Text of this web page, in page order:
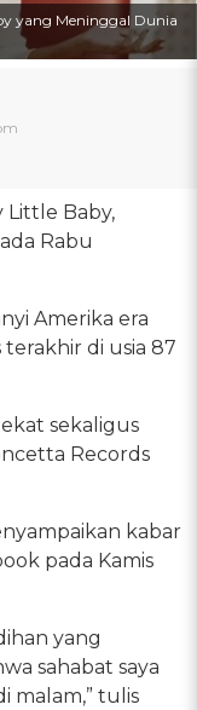
yang Meninggal Dunia
Baby,
Rabu
Amerika era
di usia 87
sekaligus
Records
kabar
pada Kamis
yang
sahabat saya
malam,” tulis